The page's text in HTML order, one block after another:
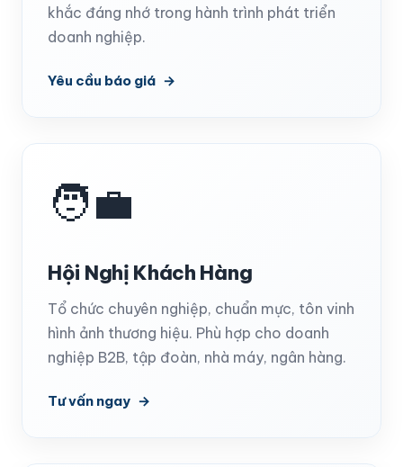
khắc đáng nhớ trong hành trình phát triển
doanh nghiệp.
Yêu cầu báo giá
🧑‍💼
Hội Nghị Khách Hàng
Tổ chức chuyên nghiệp, chuẩn mực, tôn vinh
hình ảnh thương hiệu. Phù hợp cho doanh
nghiệp B2B, tập đoàn, nhà máy, ngân hàng.
Tư vấn ngay